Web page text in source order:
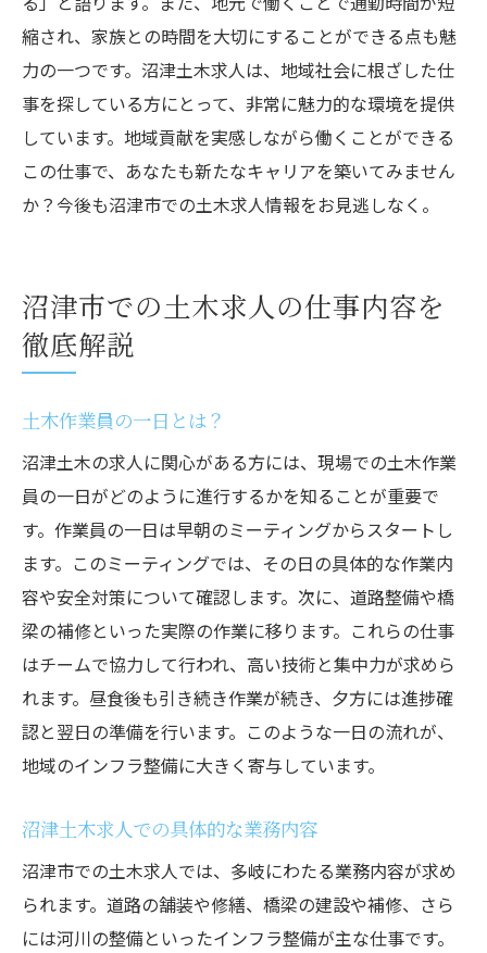
縮され、家族との時間を大切にすることができる点も魅
力の一つです。沼津土木求人は、地域社会に根ざした仕
事を探している方にとって、非常に魅力的な環境を提供
しています。地域貢献を実感しながら働くことができる
この仕事で、あなたも新たなキャリアを築いてみません
か？今後も沼津市での土木求人情報をお見逃しなく。
沼津市での土木求人の仕事内容を
徹底解説
土木作業員の一日とは？
沼津土木の求人に関心がある方には、現場での土木作業
員の一日がどのように進行するかを知ることが重要で
す。作業員の一日は早朝のミーティングからスタートし
ます。このミーティングでは、その日の具体的な作業内
容や安全対策について確認します。次に、道路整備や橋
梁の補修といった実際の作業に移ります。これらの仕事
はチームで協力して行われ、高い技術と集中力が求めら
れます。昼食後も引き続き作業が続き、夕方には進捗確
認と翌日の準備を行います。このような一日の流れが、
地域のインフラ整備に大きく寄与しています。
沼津土木求人での具体的な業務内容
沼津市での土木求人では、多岐にわたる業務内容が求め
られます。道路の舗装や修繕、橋梁の建設や補修、さら
には河川の整備といったインフラ整備が主な仕事です。